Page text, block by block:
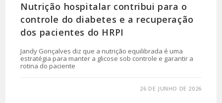
Nutrição hospitalar contribui para o
controle do diabetes e a recuperação
dos pacientes do HRPI
Jandy Gonçalves diz que a nutrição equilibrada é uma
estratégia para manter a glicose sob controle e garantir a
rotina do paciente
26 DE JUNHO DE 2026